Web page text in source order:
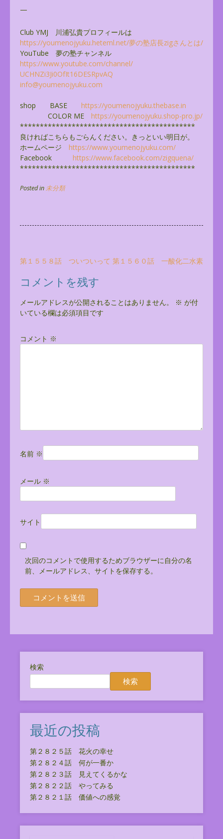
—
Club YMJ 川浦弘貴プロフィールは
https://youmenojyuku.heteml.net/夢の塾店長zigさんとは/
YouTube 夢の塾チャンネル
https://www.youtube.com/channel/
UCHNZi3Ji0OfIt16DESRpvAQ
info@youmenojyuku.com
shop BASE https://youmenojyuku.thebase.in
COLOR ME https://youmenojyuku.shop-pro.jp/
********************************************
良ければこちらもごらんください。きっといい明日が。
ホームページ https://www.youmenojyuku.com/
Facebook https://www.facebook.com/zigquena/
********************************************
Posted in未分類
投
稿
ナ
ビ
ゲ
ー
シ
第１５５８話 ついついって 第１５６０話 一酸化二水素
コメントを残す
メールアドレスが公開されることはありません。 ※ が付
いている欄は必須項目です
コメント ※
名前 ※
メール ※
サイト
次回のコメントで使用するためブラウザーに自分の名
前、メールアドレス、サイトを保存する。
検索
検索
最近の投稿
第２８２５話 花火の幸せ
第２８２４話 何が一番か
第２８２３話 見えてくるかな
第２８２２話 やってみる
第２８２１話 価値への感覚